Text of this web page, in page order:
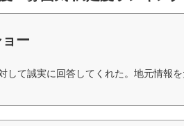
ー
して誠実に回答してくれた。地元情報